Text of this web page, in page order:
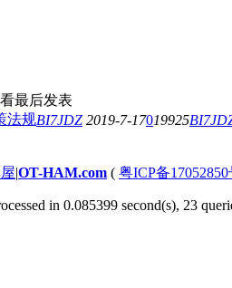
最后发表
法规BI7JDZ 2019-7-17019925
|OT-HAM.com ( 粤ICP备17052850
in 0.085399 second(s), 23